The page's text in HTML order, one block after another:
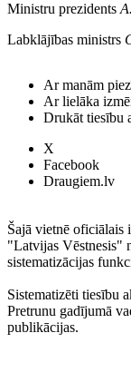
Ministru prezidents
Labklājības ministrs
Ar manām
Ar lielāka
Drukāt tiesību
X
Facebook
Draugiem.lv
Šajā vietnē oficiālais
"Latvijas Vēstnesis"
sistematizācijas
Sistematizēti tiesību
Pretrunu gadījumā
publikācijas.